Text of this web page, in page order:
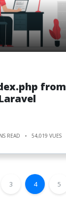
from
READ 54,019 VUES
3 4 5